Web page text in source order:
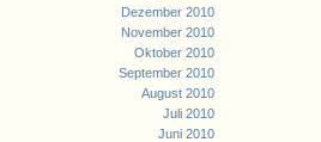
Dezember 2010
November 2010
Oktober 2010
September 2010
August 2010
Juli 2010
Juni 2010